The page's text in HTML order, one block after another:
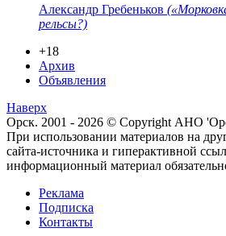
Александр Гребеньков
рельсы?)
+18
Архив
Объявления
Наверх
Орск. 2001 - 2026 © Copyright АНО
При использовании материалов на
сайта-источника и гиперактивной
информационный материал
Реклама
Подписка
Контакты